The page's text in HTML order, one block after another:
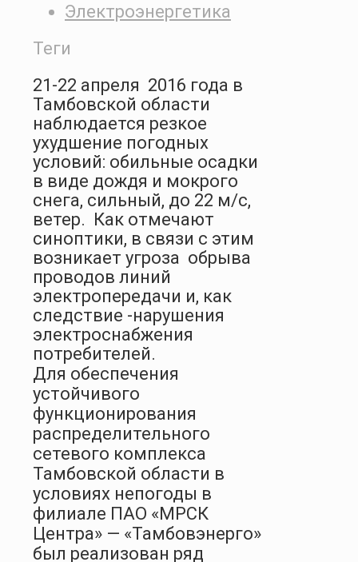
Электроэнергетика
Теги
21-22 апреля 2016 года в
Тамбовской области
наблюдается резкое
ухудшение погодных
условий: обильные осадки
в виде дождя и мокрого
снега, сильный, до 22 м/с,
ветер. Как отмечают
синоптики, в связи с этим
возникает угроза обрыва
проводов линий
электропередачи и, как
следствие -нарушения
электроснабжения
потребителей.
Для обеспечения
устойчивого
функционирования
распределительного
сетевого комплекса
Тамбовской области в
условиях непогоды в
филиале ПАО «МРСК
Центра» — «Тамбовэнерго»
был реализован ряд